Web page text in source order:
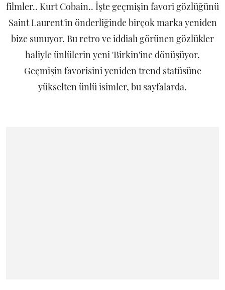
filmler.. Kurt Cobain.. İşte geçmişin favori gözlüğünü
Saint Laurent'in önderliğinde birçok marka yeniden
bize sunuyor. Bu retro ve iddialı görünen gözlükler
haliyle ünlülerin yeni 'Birkin'ine dönüşüyor.
Geçmişin favorisini yeniden trend statüsüne
yükselten ünlü isimler, bu sayfalarda.